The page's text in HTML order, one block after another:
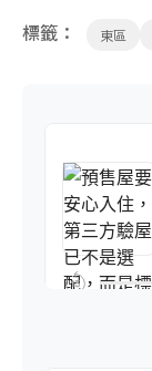
標籤： 東區